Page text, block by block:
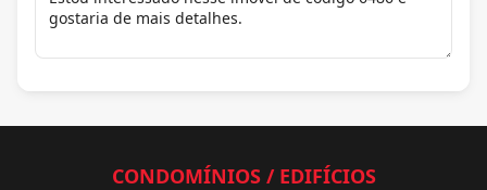
CONDOMÍNIOS / EDIFÍCIOS